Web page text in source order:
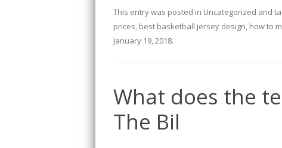
This entry was posted in Uncategorized and
prices, best basketball jersey design, how to
January 19, 2018.
What does the
The Bil